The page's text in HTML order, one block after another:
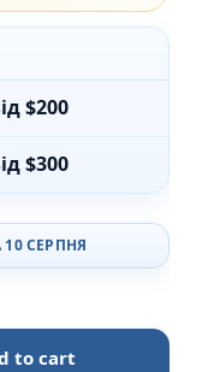
$200
$300
СЕРПНЯ
у відпустці —
to cart